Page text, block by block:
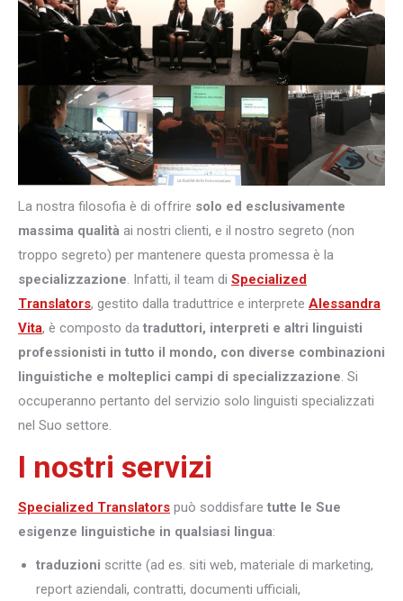
La nostra filosofia è di offrire solo ed esclusivamente
massima qualità ai nostri clienti, e il nostro segreto (non
troppo segreto) per mantenere questa promessa è la
specializzazione. Infatti, il team di Specialized
Translators, gestito dalla traduttrice e interprete Alessandra
Vita, è composto da traduttori, interpreti e altri linguisti
professionisti in tutto il mondo, con diverse combinazioni
linguistiche e molteplici campi di specializzazione. Si
occuperanno pertanto del servizio solo linguisti specializzati
nel Suo settore.
I nostri servizi
Specialized Translators può soddisfare tutte le Sue
esigenze linguistiche in qualsiasi lingua:
traduzioni scritte (ad es. siti web, materiale di marketing,
report aziendali, contratti, documenti ufficiali,